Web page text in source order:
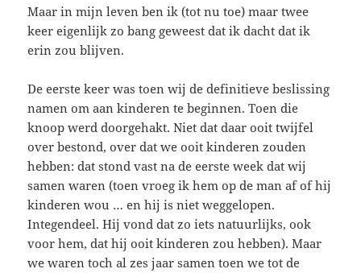
Maar in mijn leven ben ik (tot nu toe) maar twee
keer eigenlijk zo bang geweest dat ik dacht dat ik
erin zou blijven.
De eerste keer was toen wij de definitieve beslissing
namen om aan kinderen te beginnen. Toen die
knoop werd doorgehakt. Niet dat daar ooit twijfel
over bestond, over dat we ooit kinderen zouden
hebben: dat stond vast na de eerste week dat wij
samen waren (toen vroeg ik hem op de man af of hij
kinderen wou … en hij is niet weggelopen.
Integendeel. Hij vond dat zo iets natuurlijks, ook
voor hem, dat hij ooit kinderen zou hebben). Maar
we waren toch al zes jaar samen toen we tot de